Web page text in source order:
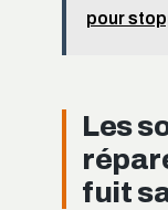
pour
Les
fuit